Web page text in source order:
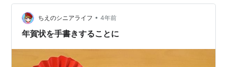
か。しかし、パソコンやスマートフォンが普及した今、
文字を手で書く機会は減り、手書きの効果が見落とされ
がちです。デジタル全盛の現代においても、手書き…
ちえのシニアライフ • 4年前
年賀状を手書きすることに